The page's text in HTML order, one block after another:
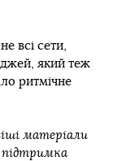
всі сети,
який теж
ритмічне
матеріали
підтримка